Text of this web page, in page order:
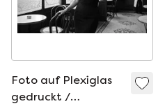
Foto auf Plexiglas
gedruckt /